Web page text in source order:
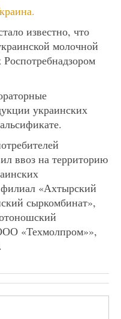
известно, что
молочной
украинских
ввоз на территорию
«Ахтырский
сыркомбинат»,
«Техмолпром»»,